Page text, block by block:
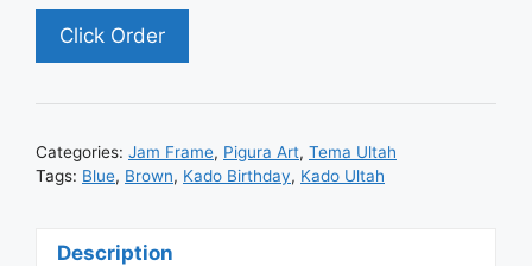
Click Order
Categories: Jam Frame, Pigura Art, Tema Ultah
Tags: Blue, Brown, Kado Birthday, Kado Ultah
Description